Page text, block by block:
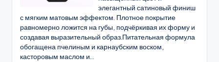
элегантный сатиновый финиш
с мягким матовым эффектом. Плотное покрытие
равномерно ложится на губы, подчёркивая их форму и
создавая выразительный образ.Питательная формула
обогащена пчелиным и карнаубским воском,
касторовым маслом и...